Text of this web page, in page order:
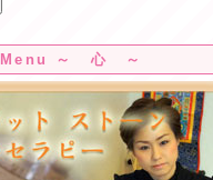
Menu ～ 心 ～